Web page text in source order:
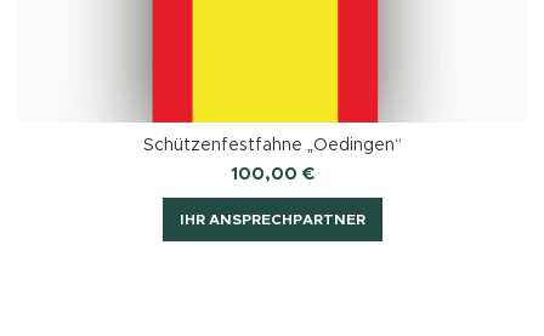
Schützenfestfahne „Oedingen“
100,00 €
IHR ANSPRECHPARTNER